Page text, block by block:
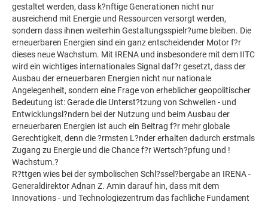
gestaltet werden, dass k?nftige Generationen nicht nur
ausreichend mit Energie und Ressourcen versorgt werden,
sondern dass ihnen weiterhin Gestaltungsspielr?ume bleiben. Die
erneuerbaren Energien sind ein ganz entscheidender Motor f?r
dieses neue Wachstum. Mit IRENA und insbesondere mit dem IITC
wird ein wichtiges internationales Signal daf?r gesetzt, dass der
Ausbau der erneuerbaren Energien nicht nur nationale
Angelegenheit, sondern eine Frage von erheblicher geopolitischer
Bedeutung ist: Gerade die Unterst?tzung von Schwellen - und
Entwicklungsl?ndern bei der Nutzung und beim Ausbau der
erneuerbaren Energien ist auch ein Beitrag f?r mehr globale
Gerechtigkeit, denn die ?rmsten L?nder erhalten dadurch erstmals
Zugang zu Energie und die Chance f?r Wertsch?pfung und !
Wachstum.?
R?ttgen wies bei der symbolischen Schl?ssel?bergabe an IRENA -
Generaldirektor Adnan Z. Amin darauf hin, dass mit dem
Innovations - und Technologiezentrum das fachliche Fundament